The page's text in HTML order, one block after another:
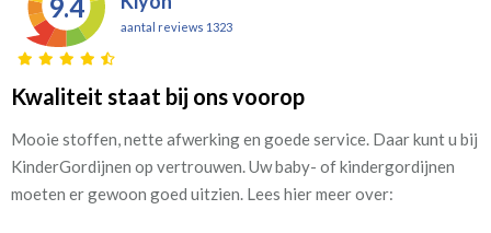
9.4
aantal reviews 1323
Kwaliteit staat bij ons voorop
Mooie stoffen, nette afwerking en goede service. Daar kunt u bij
KinderGordijnen op vertrouwen. Uw baby- of kindergordijnen
moeten er gewoon goed uitzien. Lees hier meer over: